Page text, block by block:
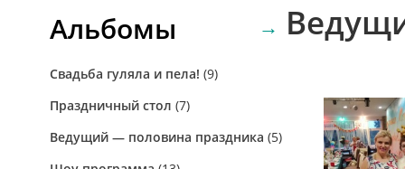
Альбомы
Свадьба гуляла и пела! (9)
Праздничный стол (7)
Ведущий — половина праздника (5)